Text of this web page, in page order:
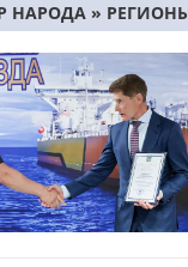
НАРОДА »
СТРАНИЦА 10